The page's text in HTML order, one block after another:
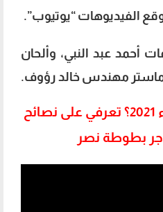
الفيديوهات “يوتيوب”.
أحمد عبد النبي، وألحان
مهندس خالد رؤوف.
كيف تختارين أزياء شتاء 2021؟ تعرفي على نصائح
بطوطة نصر